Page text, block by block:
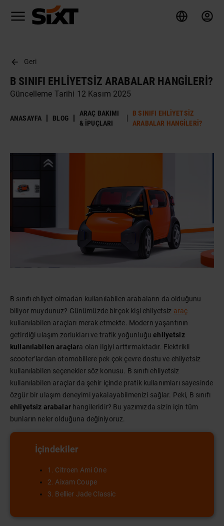
Geri
B SINIFI EHLIYETSIZ ARABALAR HANGILERI?
Güncelleme Tarihi 12 Kasım 2025
ANASAYFA BLOG
ARAÇ BAKIMI
& İPUÇLARI
B SINIFI EHLIYETSIZ
ARABALAR HANGILERI?
B sınıfı ehliyet olmadan kullanılabilen arabaların da olduğunu
biliyor muydunuz? Günümüzde birçok kişi ehliyetsiz araç
kullanılabilen araçları merak etmekte. Modern yaşantının
getirdiği ulaşım zorlukları ve trafik yoğunluğuehliyetsiz
kullanılabilen araçlara olan ilgiyi arttırmaktadır. Elektrikli
scooter’lardan otomobillere pek çok çevre dostu ve ehliyetsiz
kullanılabilen seçenekler söz konusu. B sınıfı ehliyetsiz
kullanılabilen araçlar da şehir içinde pratik kullanımları sayesinde
özgür bir ulaşım deneyimi yakalayabilmenizi sağlar. Peki, B sınıfı
ehliyetsiz arabalarhangileridir? Bu yazımızda sizin için tüm
bunların neler olduğuna değiniyoruz.
İçindekiler
1. Citroen Ami One
2. Aixam Coupe
3. Bellier Jade Classic